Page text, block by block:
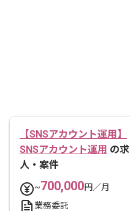
【SNSアカウント運用】
SNSアカウント運用 の求
人・案件
~700,000円／月
業務委託